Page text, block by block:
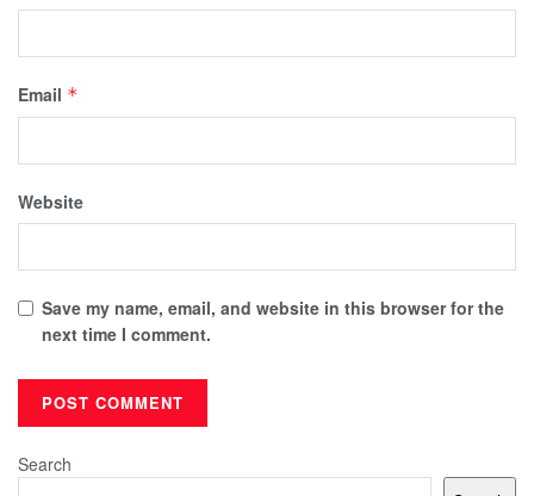
Email *
Website
Save my name, email, and website in this browser for the
next time I comment.
Search